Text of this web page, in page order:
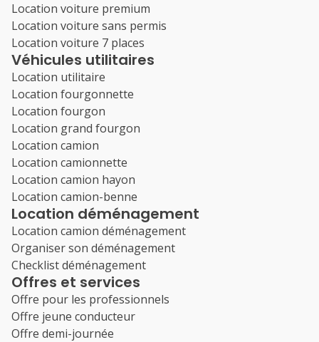
Location voiture premium
Location voiture sans permis
Location voiture 7 places
Véhicules utilitaires
Location utilitaire
Location fourgonnette
Location fourgon
Location grand fourgon
Location camion
Location camionnette
Location camion hayon
Location camion-benne
Location déménagement
Location camion déménagement
Organiser son déménagement
Checklist déménagement
Offres et services
Offre pour les professionnels
Offre jeune conducteur
Offre demi-journée